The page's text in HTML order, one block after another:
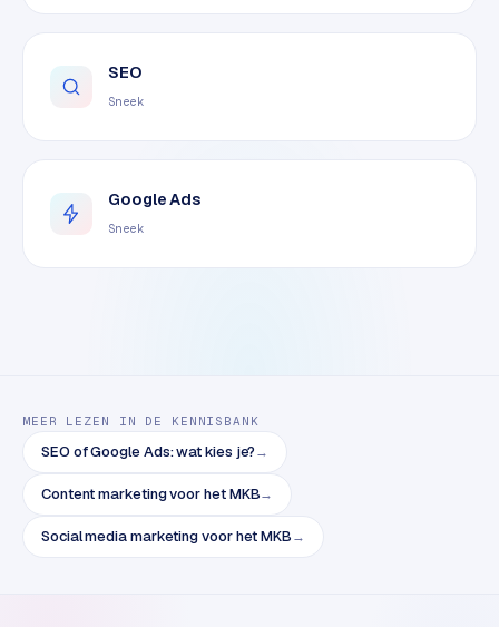
o
m
k
t
a
F
i
e
SEO
Sneek
Google Ads
Sneek
MEER LEZEN IN DE KENNISBANK
SEO of Google Ads: wat kies je?→
Content marketing voor het MKB→
Social media marketing voor het MKB→